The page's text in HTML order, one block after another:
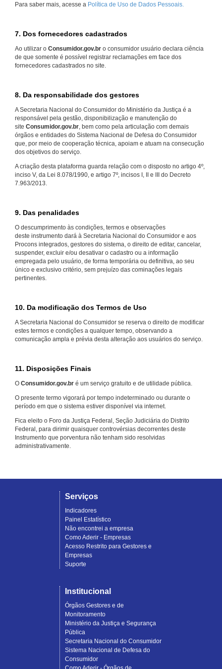
Para saber mais, acesse a Política de Uso de Dados Pessoais.
7. Dos fornecedores cadastrados
Ao utilizar o Consumidor.gov.br o consumidor usuário declara ciência
de que somente é possível registrar reclamações em face dos
fornecedores cadastrados no site.
8. Da responsabilidade dos gestores
A Secretaria Nacional do Consumidor do Ministério da Justiça é a
responsável pela gestão, disponibilização e manutenção do
site Consumidor.gov.br, bem como pela articulação com demais
órgãos e entidades do Sistema Nacional de Defesa do Consumidor
que, por meio de cooperação técnica, apoiam e atuam na consecução
dos objetivos do serviço.
A criação desta plataforma guarda relação com o disposto no artigo 4º,
inciso V, da Lei 8.078/1990, e artigo 7º, incisos I, II e III do Decreto
7.963/2013.
9. Das penalidades
O descumprimento às condições, termos e observações
deste instrumento dará à Secretaria Nacional do Consumidor e aos
Procons integrados, gestores do sistema, o direito de editar, cancelar,
suspender, excluir e/ou desativar o cadastro ou a informação
empregada pelo usuário, de forma temporária ou definitiva, ao seu
único e exclusivo critério, sem prejuízo das cominações legais
pertinentes.
10. Da modificação dos Termos de Uso
A Secretaria Nacional do Consumidor se reserva o direito de modificar
estes termos e condições a qualquer tempo, observando a
comunicação ampla e prévia desta alteração aos usuários do serviço.
11. Disposições Finais
O Consumidor.gov.br é um serviço gratuito e de utilidade pública.
O presente termo vigorará por tempo indeterminado ou durante o
período em que o sistema estiver disponível via internet.
Fica eleito o Foro da Justiça Federal, Seção Judiciária do Distrito
Federal, para dirimir quaisquer controvérsias decorrentes deste
Instrumento que porventura não tenham sido resolvidas
administrativamente.
Serviços
Indicadores
Painel Estatístico
Não encontrei a empresa
Como Aderir - Empresas
Acesso Restrito para Gestores e
Empresas
Suporte
Institucional
Órgãos Gestores e de
Monitoramento
Ministério da Justiça e Segurança
Pública
Secretaria Nacional do Consumidor
Sistema Nacional de Defesa do
Consumidor